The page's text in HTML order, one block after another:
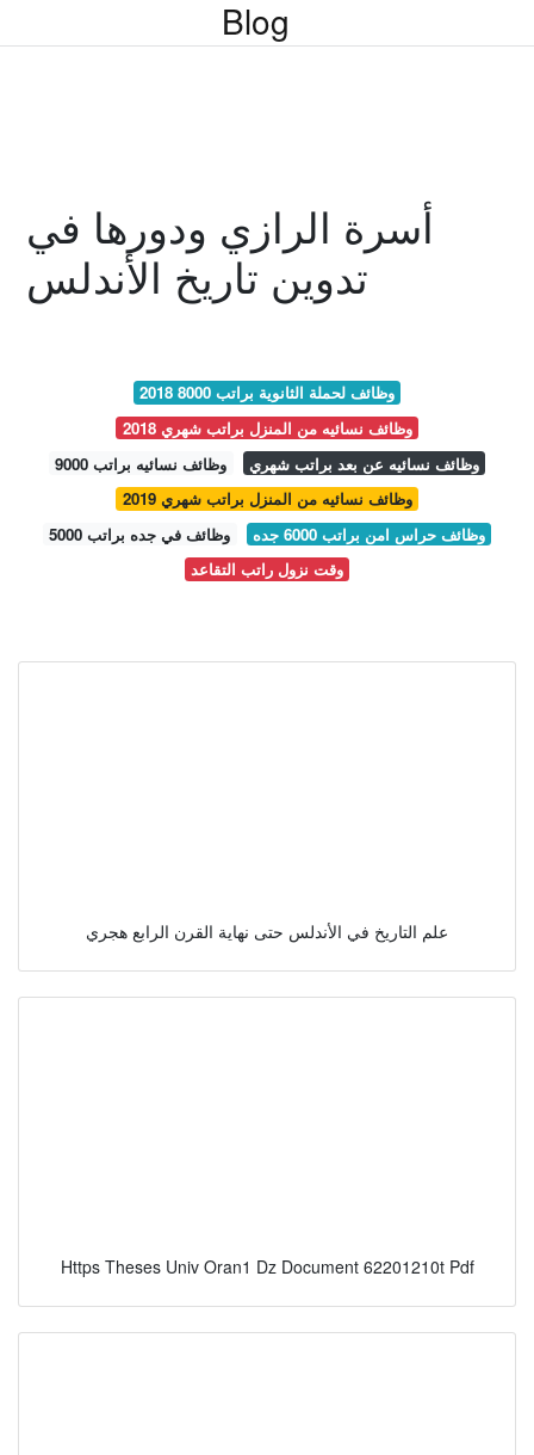
Blog
أسرة الرازي ودورها في
تدوين تاريخ الأندلس
وظائف لحملة الثانوية براتب 8000 2018
وظائف نسائيه من المنزل براتب شهري 2018
وظائف نسائيه براتب 9000
وظائف نسائيه عن بعد براتب شهري
وظائف نسائيه من المنزل براتب شهري 2019
وظائف في جده براتب 5000
وظائف حراس امن براتب 6000 جده
وقت نزول راتب التقاعد
علم التاريخ في الأندلس حتى نهاية القرن الرابع هجري
Https Theses Univ Oran1 Dz Document 62201210t Pdf